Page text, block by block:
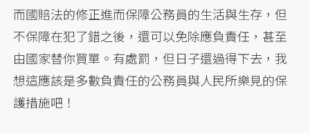
而國賠法的修正進而保障公務員的生活與生存，但
不保障在犯了錯之後，還可以免除應負責任，甚至
由國家替你買單。有處罰，但日子還過得下去，我
想這應該是多數負責任的公務員與人民所樂見的保
護措施吧！